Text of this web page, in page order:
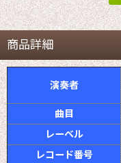
商品詳細
演奏者
曲目
レーベル
レコード番号